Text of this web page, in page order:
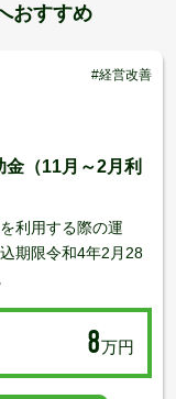
おすすめ
#経営改善
（11月～2月利
利用する際の運
期限令和4年2月28
8万円